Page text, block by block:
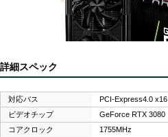
詳細スペック
対応バス
PCI-Express4.0 x16
ビデオチップ
GeForce RTX 3080
コアクロック
1755MHz